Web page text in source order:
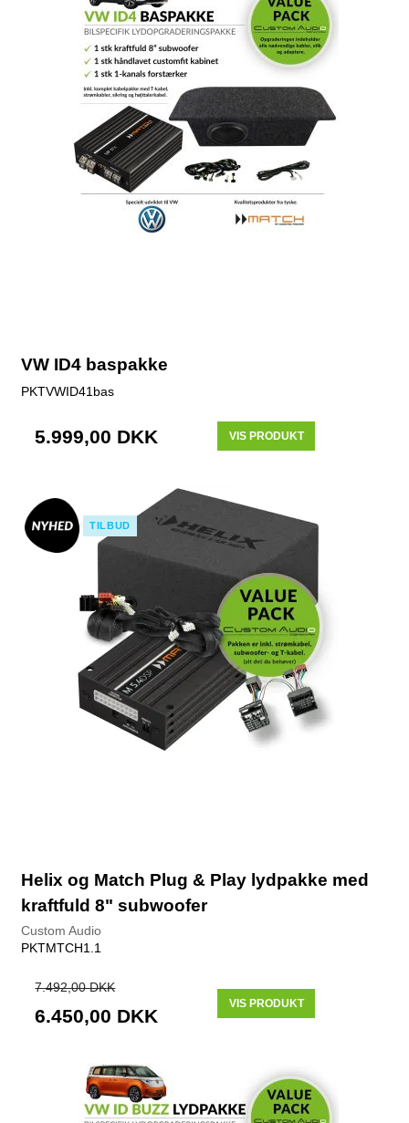
VW ID4 baspakke
PKTVWID41bas
5.999,00 DKK VIS PRODUKT
TILBUD
Helix og Match Plug & Play lydpakke med
kraftfuld 8" subwoofer
Custom Audio
PKTMTCH1.1
7.492,00 DKK
6.450,00 DKK
VIS PRODUKT